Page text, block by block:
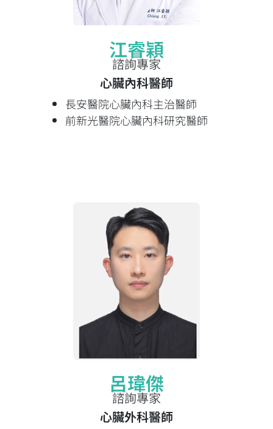
江睿穎
諮詢專家
心臟內科醫師
長安醫院心臟內科主治醫師
前新光醫院心臟內科研究醫師
呂瑋傑
諮詢專家
心臟外科醫師